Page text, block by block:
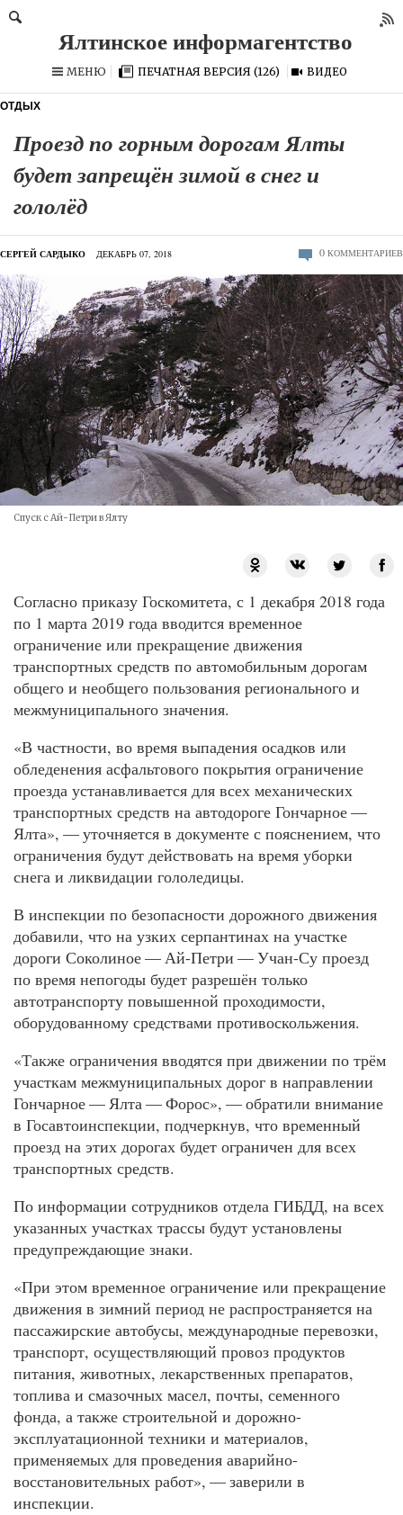
МЕНЮ ПЕЧАТНАЯ ВЕРСИЯ (126) ВИДЕО
ОТДЫХ
Проезд по горным дорогам Ялты
будет запрещён зимой в снег и
гололёд
СЕРГЕЙ САРДЫКО ДЕКАБРЬ 07, 2018 0 КОММЕНТАРИЕВ
Спуск с Ай-Петри в Ялту
Согласно приказу Госкомитета, с 1 декабря 2018 года
по 1 марта 2019 года вводится временное
ограничение или прекращение движения
транспортных средств по автомобильным дорогам
общего и необщего пользования регионального и
межмуниципального значения.
«В частности, во время выпадения осадков или
обледенения асфальтового покрытия ограничение
проезда устанавливается для всех механических
транспортных средств на автодороге Гончарное —
Ялта», — уточняется в документе с пояснением, что
ограничения будут действовать на время уборки
снега и ликвидации гололедицы.
В инспекции по безопасности дорожного движения
добавили, что на узких серпантинах на участке
дороги Соколиное — Ай-Петри — Учан-Су проезд
по время непогоды будет разрешён только
автотранспорту повышенной проходимости,
оборудованному средствами противоскольжения.
«Также ограничения вводятся при движении по трём
участкам межмуниципальных дорог в направлении
Гончарное — Ялта — Форос», — обратили внимание
в Госавтоинспекции, подчеркнув, что временный
проезд на этих дорогах будет ограничен для всех
транспортных средств.
По информации сотрудников отдела ГИБДД, на всех
указанных участках трассы будут установлены
предупреждающие знаки.
«При этом временное ограничение или прекращение
движения в зимний период не распространяется на
пассажирские автобусы, международные перевозки,
транспорт, осуществляющий провоз продуктов
питания, животных, лекарственных препаратов,
топлива и смазочных масел, почты, семенного
фонда, а также строительной и дорожно-
эксплуатационной техники и материалов,
применяемых для проведения аварийно-
восстановительных работ», — заверили в
инспекции.